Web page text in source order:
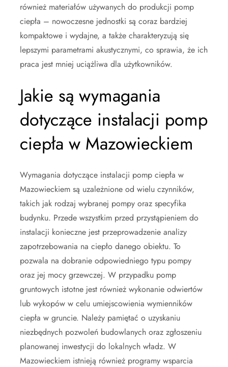
również materiałów używanych do produkcji pomp
ciepła – nowoczesne jednostki są coraz bardziej
kompaktowe i wydajne, a także charakteryzują się
lepszymi parametrami akustycznymi, co sprawia, że ich
praca jest mniej uciążliwa dla użytkowników.
Jakie są wymagania
dotyczące instalacji pomp
ciepła w Mazowieckiem
Wymagania dotyczące instalacji pomp ciepła w
Mazowieckiem są uzależnione od wielu czynników,
takich jak rodzaj wybranej pompy oraz specyfika
budynku. Przede wszystkim przed przystąpieniem do
instalacji konieczne jest przeprowadzenie analizy
zapotrzebowania na ciepło danego obiektu. To
pozwala na dobranie odpowiedniego typu pompy
oraz jej mocy grzewczej. W przypadku pomp
gruntowych istotne jest również wykonanie odwiertów
lub wykopów w celu umiejscowienia wymienników
ciepła w gruncie. Należy pamiętać o uzyskaniu
niezbędnych pozwoleń budowlanych oraz zgłoszeniu
planowanej inwestycji do lokalnych władz. W
Mazowieckiem istnieją również programy wsparcia